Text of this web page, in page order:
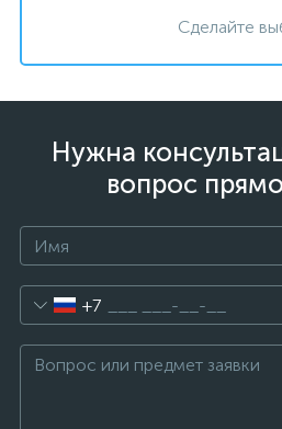
Сделайте
Нужна
вопрос
+7